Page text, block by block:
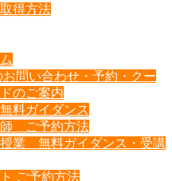
得方法
問い合わせ・予約・クー
のご案内
料ガイダンス
師 ご予約方法
業 無料ガイダンス・受講
ご予約方法